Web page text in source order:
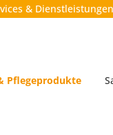
& Dienstleistungen
Pflegeprodukte